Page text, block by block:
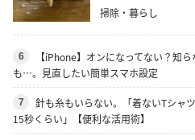
掃除・暮らし
6
【iPhone】オンになってない？知
も…。見直したい簡単スマホ設定
7
針も糸もいらない。「着ないTシャ
15秒くらい」【便利な活用術】